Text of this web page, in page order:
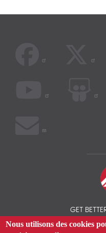
GET
Nous utilisons des cookies